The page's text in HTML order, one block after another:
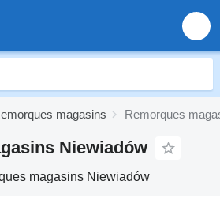
magasins Remorques
Niewiadów
magasins Niewiadów